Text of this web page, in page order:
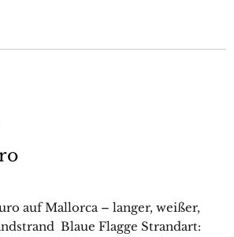
auf Mallorca – langer, weißer,
Blaue Flagge Strandart: